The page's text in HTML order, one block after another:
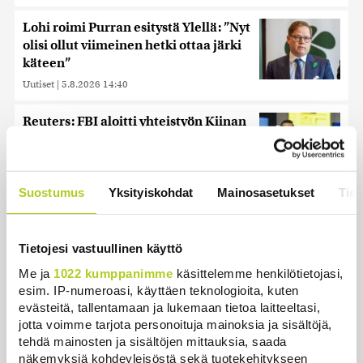
Suostumus Yksityiskohdat Mainosasetukset
Tietojesi vastuullinen käyttö
Me ja 1022 kumppanimme käsittelemme henkilötietojasi,
esim. IP-numeroasi, käyttäen teknologioita, kuten
evästeitä, tallentamaan ja lukemaan tietoa laitteeltasi,
jotta voimme tarjota personoituja mainoksia ja sisältöjä,
tehdä mainosten ja sisältöjen mittauksia, saada
näkemyksiä kohdeyleisöstä sekä tuotekehitykseen
Lohi roimi Purran esitystä Ylellä: ”Nyt
olisi ollut viimeinen hetki ottaa järki
käteen”
Uutiset | 5.8.2026 14:40
Reuters: FBI aloitti yhteistyön Kiinan
Hammashoidon Kela-korvaukset
Kansaa johdettiin harhaan
Uutiset | 4.8.2026 14:39
Nämä ihmiset sairastuvat muita
herkemmin sydän- ja
verisuonitauteihin, sanoo tutkimus